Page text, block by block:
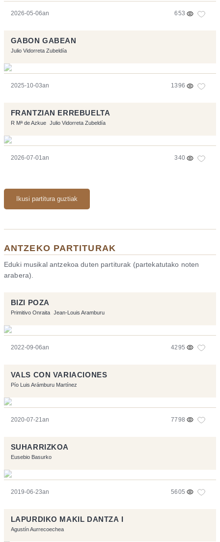
2026-05-06an 653
GABON GABEAN
Julio Vidorreta Zubeldía
2025-10-03an 1396
FRANTZIAN ERREBUELTA
R Mª de Azkue Julio Vidorreta Zubeldía
2026-07-01an 340
Ikusi partitura guztiak
ANTZEKO PARTITURAK
Eduki musikal antzekoa duten partiturak (partekatutako noten
arabera).
BIZI POZA
Primitivo Onraita Jean-Louis Aramburu
2022-09-06an 4295
VALS CON VARIACIONES
Pío Luis Arámburu Martínez
2020-07-21an 7798
SUHARRIZKOA
Eusebio Basurko
2019-06-23an 5605
LAPURDIKO MAKIL DANTZA I
Agustín Aurrecoechea